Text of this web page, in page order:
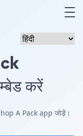
करें
A Pack app जोड़ें।